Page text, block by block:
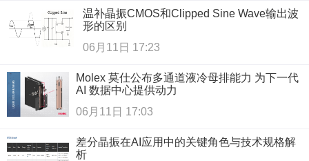
温补晶振CMOS和Clipped Sine Wave输出波
形的区别
06月11日 17:23
Molex 莫仕公布多通道液冷母排能力 为下一代
AI 数据中心提供动力
06月11日 17:03
差分晶振在AI应用中的关键角色与技术规格解
析